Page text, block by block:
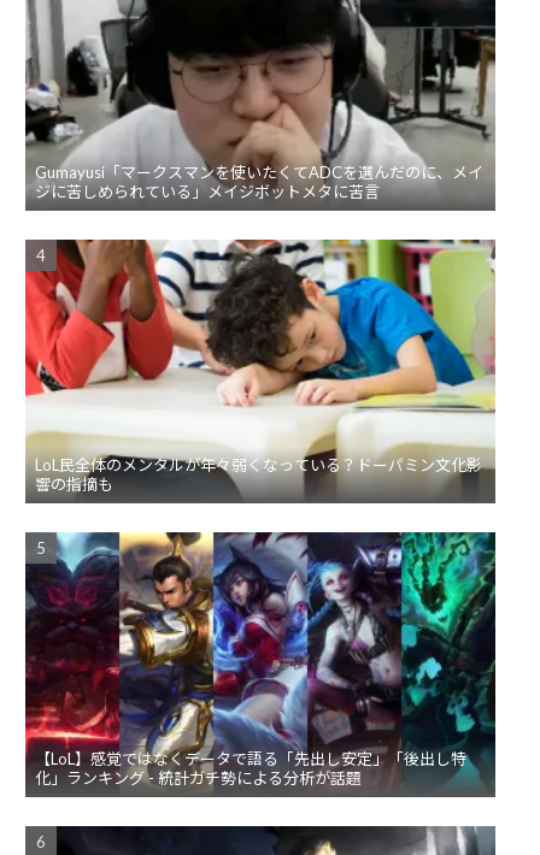
Gumayusi「マークスマンを使いたくてADCを選んだのに、メイ
ジに苦しめられている」メイジボットメタに苦言
LoL民全体のメンタルが年々弱くなっている？ドーパミン文化影
響の指摘も
【LoL】感覚ではなくデータで語る「先出し安定」「後出し特
化」ランキング - 統計ガチ勢による分析が話題